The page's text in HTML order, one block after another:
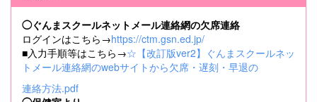
◯ぐんまスクールネットメール連絡網の欠席連絡
ログインはこちら→https://ctm.gsn.ed.jp/
■入力手順等はこちら→☆【改訂版ver2】ぐんまスクールネッ
トメール連絡網のwebサイトから欠席・遅刻・早退の
連絡方法.pdf